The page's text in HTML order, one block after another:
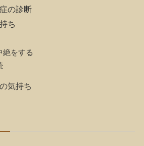
の診断
ち
をする
気持ち